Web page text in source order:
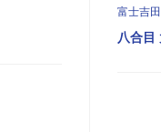
富士吉
八合目